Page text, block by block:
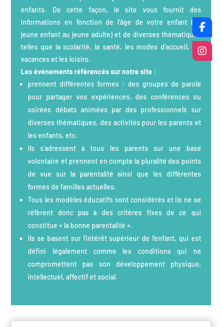
enfants. De cette façon, le site vous fournit des
informations en fonction de l’âge de votre enfant (du
jeune enfant au jeune adulte) et de diverses thématiques
telles que la scolarité, la santé, les modes d’accueil, les
vacances et les loisirs.
Les événements référencés sur notre site :
prennent différentes formes : des groupes de parole
pour partager vos expériences, des conférences ou
soirées débats animées par des professionnels sur
diverses thématiques, des activités pour les parents et
les enfants, etc.
Ils s’adressent à tous les parents sur une base
volontaire et prennent en compte la pluralité des points
de vue sur la parentalité ainsi que les différentes
formes de familles actuelles.
Tous les modèles éducatifs sont considérés et ils ne se
réfèrent donc pas à des critères fixes de ce qui
constitue « la bonne parentalité ».
Ils se basent sur l’intérêt supérieur de l’enfant, qui est
défini légalement comme les conditions qui ne
compromettent pas son développement physique,
intellectuel, affectif et social.